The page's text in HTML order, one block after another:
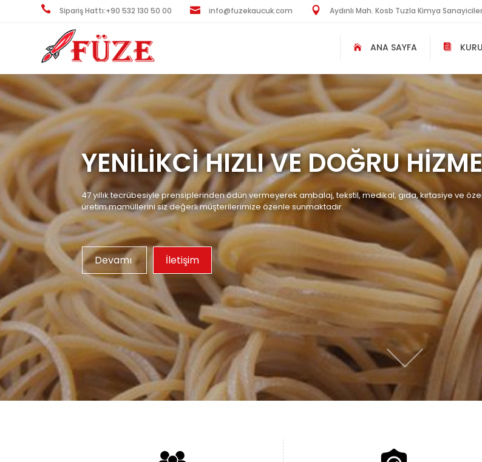
Sipariş Hattı:+90 532 130 50 00 info@fuzekaucuk.com Aydınlı Mah. Kosb Tuzla Kimya
ANA SAYFA
YENİLİKCİ HIZLI VE DOĞRU
47 yıllık tecrübesiyle prensiplerinden ödün vermeyerek ambalaj, tekstil, medikal, gıda, kırtasiye ve özel
üretim mamüllerini siz değerli müşterilerimize özenle sunmaktadır.
Devamı İletişim